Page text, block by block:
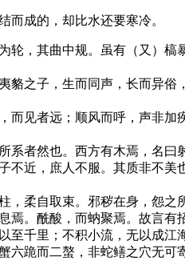
而成的，却比水还要寒冷。
，其曲中规。虽有（又）槁
之子，生而同声，长而异俗
见者远；顺风而呼，声非加
者然也。西方有木焉，名曰
近，庶人不服。其质非不
柔自取束。邪秽在身，怨之
焉。酰酸，而蚋聚焉。故言
千里；不积小流，无以成江
跪而二螯，非蛇鳝之穴无可